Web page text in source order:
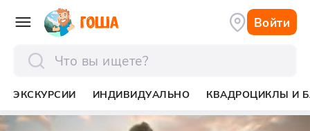
Войти
ЭКСКУРСИИ ИНДИВИДУАЛЬНО КВАДРОЦИКЛЫ И